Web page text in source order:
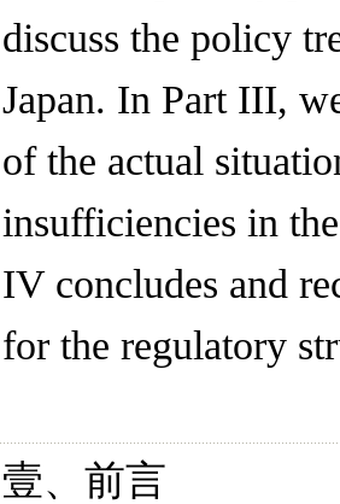
discuss the policy
Japan. In Part III,
of the actual
insufficiencies in
IV concludes and
for the regulatory
壹、前言